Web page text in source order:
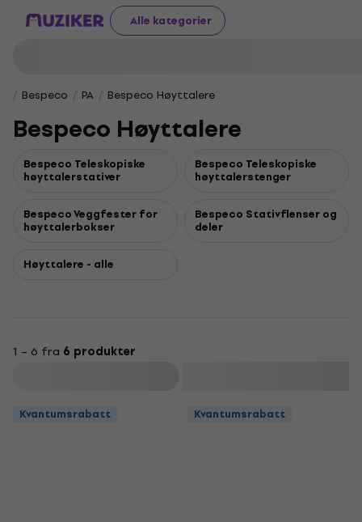
Alle kategorier
Bespeco PA Bespeco Høyttalere
Bespeco Høyttalere
Bespeco Teleskopiske
høyttalerstativer
Bespeco Teleskopiske
høyttalerstenger
Bespeco Veggfester for
høyttalerbokser
Bespeco Stativflenser og
deler
Høyttalere - alle
1 – 6 fra 6 produkter
Kvantumsrabatt Kvantumsrabatt